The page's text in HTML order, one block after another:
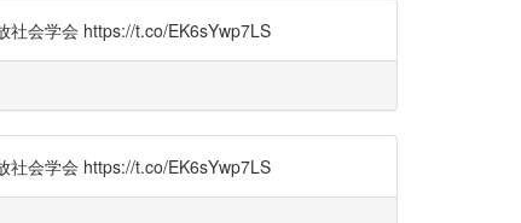
社会学会 https://t.co/EK6sYwp7LS
社会学会 https://t.co/EK6sYwp7LS